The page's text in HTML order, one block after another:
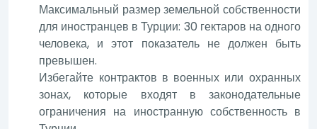
Максимальный размер земельной собственности
для иностранцев в Турции: 30 гектаров на одного
человека, и этот показатель не должен быть
превышен.
Избегайте контрактов в военных или охранных
зонах, которые входят в законодательные
ограничения на иностранную собственность в